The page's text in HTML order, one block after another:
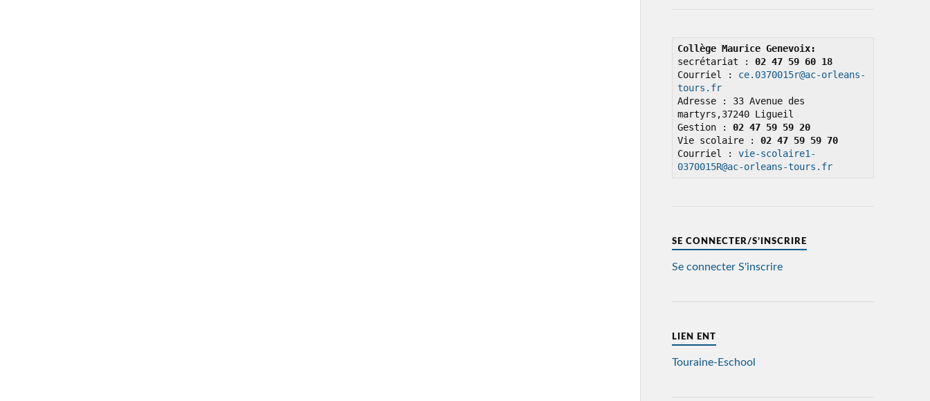
Collège Maurice Genevoix:
secrétariat : 02 47 59 60 18
Courriel : ce.0370015r@ac-orleans-
tours.fr
Adresse : 33 Avenue des
martyrs,37240 Ligueil
Gestion : 02 47 59 59 20
Vie scolaire : 02 47 59 59 70
Courriel : vie-scolaire1-
0370015R@ac-orleans-tours.fr
SE CONNECTER/S’INSCRIRE
Se connecter S'inscrire
LIEN ENT
Touraine-Eschool